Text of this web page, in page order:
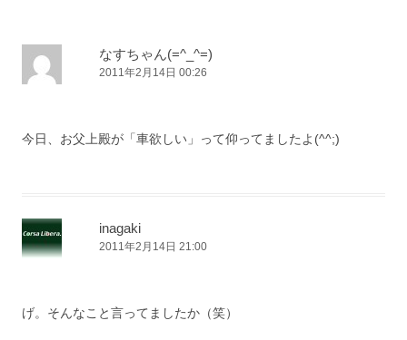
シ
なすちゃん(=^_^=)
2011年2月14日 00:26
今日、お父上殿が「車欲しい」って仰ってましたよ(^^;)
inagaki
2011年2月14日 21:00
げ。そんなこと言ってましたか（笑）